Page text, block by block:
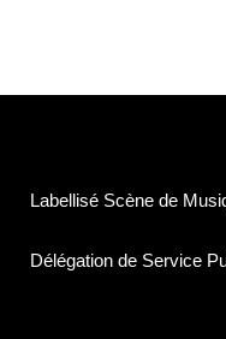
Labellisé Scène de
Délégation de Service